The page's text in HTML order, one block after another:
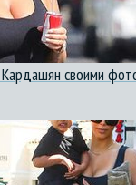
своими